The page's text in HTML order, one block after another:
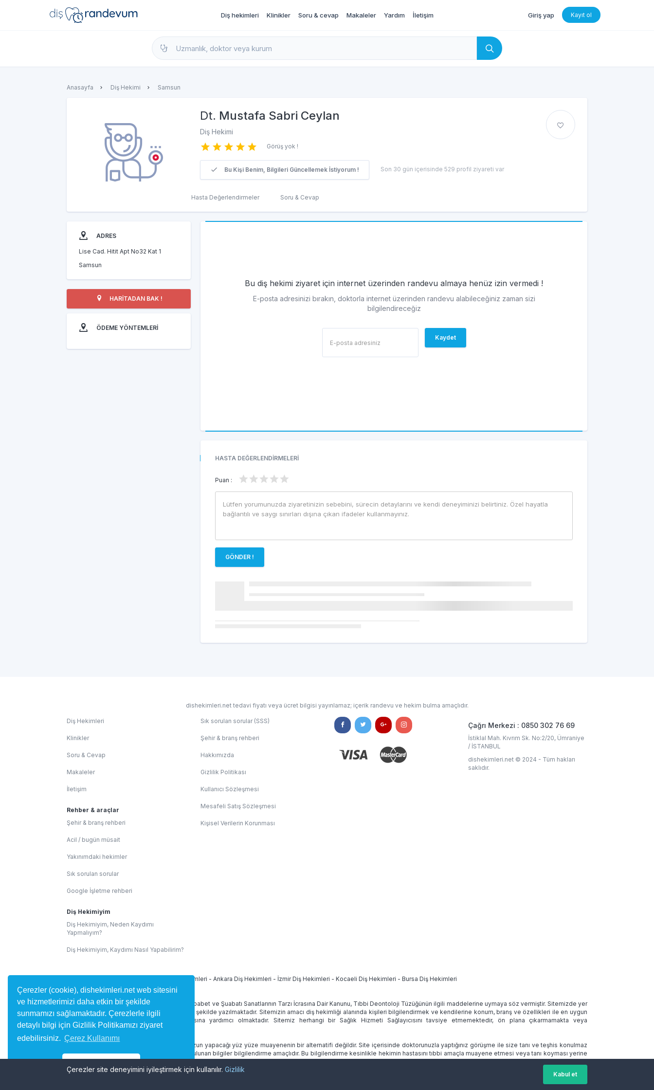
Çerezler (cookie), dishekimleri.net web sitesini
ve hizmetlerimizi daha etkin bir şekilde
sunmamızı sağlamaktadır. Çerezlerle ilgili
detaylı bilgi için Gizlilik Politikamızı ziyaret
edebilirsiniz. Çerez Kullanımı
dishekimleri.net - Diş Hekimi Bul, Yorumları İncele ve Randevu Al Giriş yap Kayıt ol
Diş hekimleri Klinikler Soru & cevap Makaleler Yardım İletişim
Anasayfa Diş Hekimi Samsun
Dt. Mustafa Sabri Ceylan
Diş Hekimi
Görüş yok !
Bu Kişi Benim, Bilgileri Güncellemek İstiyorum ! Son 30 gün içerisinde 529 profil ziyareti var
Hasta Değerlendirmeler Soru & Cevap
ADRES
Lise Cad. Hitit Apt No32 Kat 1
Samsun
HARİTADAN BAK !
ÖDEME YÖNTEMLERİ
Bu diş hekimi ziyaret için internet üzerinden randevu almaya henüz izin vermedi !
E-posta adresinizi bırakın, doktorla internet üzerinden randevu alabileceğiniz zaman sizi
bilgilendireceğiz
Kaydet
HASTA DEĞERLENDİRMELERİ
Puan :
GÖNDER !
Çerezler site deneyimini iyileştirmek için kullanılır. Gizlilik
Kabul et
dishekimleri.net tedavi fiyatı veya ücret bilgisi yayınlamaz; içerik randevu ve hekim bulma amaçlıdır.
Diş Hekimleri
Klinikler
Soru & Cevap
Makaleler
İletişim
Rehber & araçlar
Şehir & branş rehberi
Acil / bugün müsait
Yakınımdaki hekimler
Sık sorulan sorular
Google İşletme rehberi
Diş Hekimiyim
Diş Hekimiyim, Neden Kaydımı
Yapmalıyım?
Diş Hekimiyim, Kaydımı Nasıl Yapabilirim?
Sık sorulan sorular (SSS)
Şehir & branş rehberi
Hakkımızda
Gizlilik Politikası
Kullanıcı Sözleşmesi
Mesafeli Satış Sözleşmesi
Kişisel Verilerin Korunması
Çağrı Merkezi : 0850 302 76 69
İstiklal Mah. Kıvrım Sk. No:2/20, Ümraniye
/ İSTANBUL
dishekimleri.net © 2024 - Tüm hakları
saklıdır.
İstanbul Diş Hekimleri - Ankara Diş Hekimleri - İzmir Diş Hekimleri - Kocaeli Diş Hekimleri - Bursa Diş Hekimleri
dishekimleri.net site içeriğinde 1219 Sayılı Tababet ve Şuabatı Sanatlarının Tarzı İcrasına Dair Kanunu, Tıbbi Deontoloji Tüzüğünün ilgili maddelerine uymaya söz vermiştir. Sitemizde yer
alan yorumlar kullanıcılar tarafından bağımsız şekilde yazılmaktadır. Sitemizin amacı diş hekimliği alanında kişileri bilgilendirmek ve kendilerine konum, branş ve özellikleri ile en uygun
diş hekimini bulmasına ve randevu almasına yardımcı olmaktadır. Sitemiz herhangi bir Sağlık Hizmeti Sağlayıcısını tavsiye etmemektedir, ön plana çıkarmamakta veya
desteklememektedir.
dishekimleri.net online hizmetleri doktorunuzun yapacağı yüz yüze muayenenin bir alternatifi değildir. Site içerisinde doktorunuzla yaptığınız görüşme ile size tanı ve teşhis konulmaz
ve tedaviniz düzenlenmez. Site içerisinde bulunan bilgiler bilgilendirme amaçlıdır. Bu bilgilendirme kesinlikle hekimin hastasını tıbbi amaçla muayene etmesi veya tanı koyması yerine